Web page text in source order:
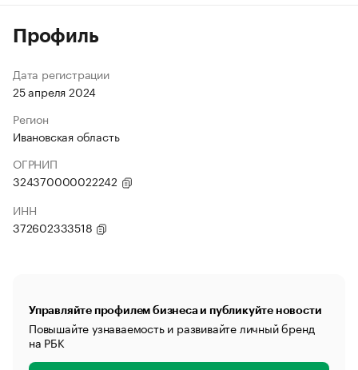
Профиль
Дата регистрации
25 апреля 2024
Регион
Ивановская область
ОГРНИП
324370000022242
ИНН
372602333518
Управляйте профилем бизнеса и публикуйте новости
Повышайте узнаваемость и развивайте личный бренд
на РБК